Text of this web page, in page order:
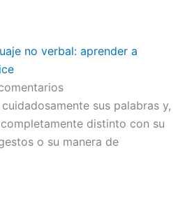
no verbal: aprender a
sus palabras y,
distinto con su
o su manera de